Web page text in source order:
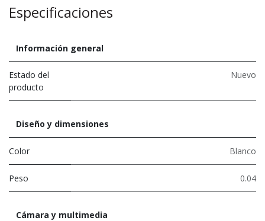
Especificaciones
Información general
Estado del
producto
Nuevo
Diseño y dimensiones
Color Blanco
Peso 0.04
Cámara y multimedia